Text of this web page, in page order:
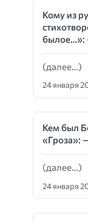
Кому из
былое…»:
(далее…)
24 января
Кем был
«Гроза»:
(далее…)
24 января